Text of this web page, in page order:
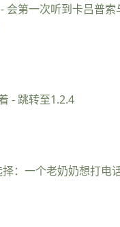
会第一次听到卡吕普索
- 跳转至1.2.4
择：一个老奶奶想打电